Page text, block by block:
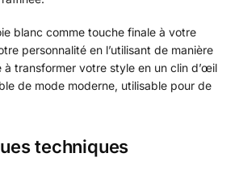
blanc comme touche finale à votre
personnalité en l’utilisant de manière
transformer votre style en un clin d’œil
de mode moderne, utilisable pour de
techniques